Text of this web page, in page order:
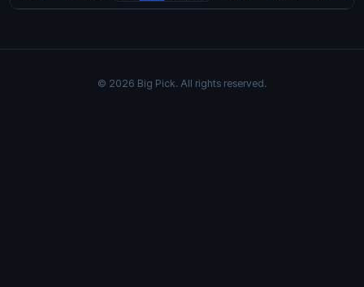
© 2026 Big Pick. All rights reserved.